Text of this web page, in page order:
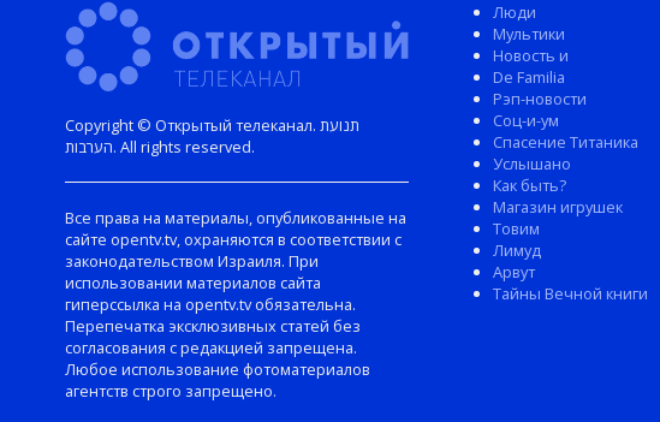
Copyright © Открытый телеканал. תנועת
הערבות. All rights reserved.
Все права на материалы, опубликованные на
сайте opentv.tv, охраняются в соответствии с
законодательством Израиля. При
использовании материалов сайта
гиперссылка на opentv.tv обязательна.
Перепечатка эксклюзивных статей без
согласования с редакцией запрещена.
Любое использование фотоматериалов
агентств строго запрещено.
Люди
Мультики
Новость и
De Familia
Рэп-новости
Соц-и-ум
Спасение Титаника
Услышано
Как быть?
Магазин игрушек
Товим
Лимуд
Арвут
Тайны Вечной книги